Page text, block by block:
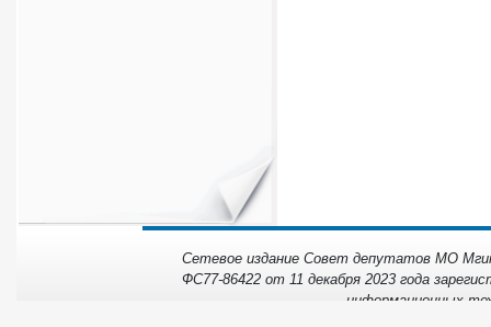
Сетевое издание Совет депутатов МО
ФС77-86422 от 11 декабря 2023 года
информационных